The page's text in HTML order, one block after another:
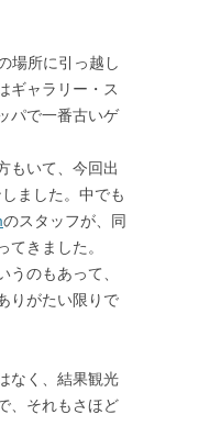
場所に引っ越し
ギャラリー・ス
パで一番古いゲ
もいて、今回出
ました。中でも
のスタッフが、同
きました。
のもあって、
りがたい限りで
なく、結果観光
、それもさほど